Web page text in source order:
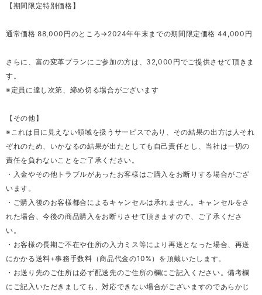
【期間限定特別価格】
通常価格 88,000円のところ→2024年年末までの期間限定価格 44,000円
さらに、富の変革プランにご参加の方は、32,000円でご提供させて頂きま
す。
※定員に達し次第、締め切る場合がございます
【その他】
※これは目に見えない領域を扱うサービスであり、その結果の出方は人それ
ぞれのため、いかなるの結果が出たとしても自己責任とし、当社は一切の
責任を負わないことをご了承ください。
・入金やその他トラブルがあったお客様はご購入をお断りする場合がござ
います。
・ご購入後のお客様都合によるキャンセルは承れません。キャンセルをさ
れた場合、今後の商品購入をお断りさせて頂きますので、ご了承くださ
い。
・お客様の長期ご不在や住所の入力ミス等により再送となった場合、再送
にかかる送料+事務手数料（商品代金の10%）を頂戴いたします。
・お送り先のご住所は必ず配送先のご住所の欄にご記入ください。備考欄
にご記入いただきましても、対応できない場合がございますのであらかじ